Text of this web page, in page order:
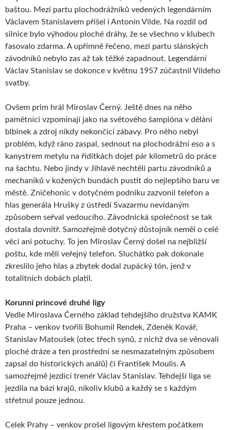
baštou. Mezi partu plochodrážníků vedených legendárním
Václavem Stanislavem přišel i Antonín Vilde. Na rozdíl od
silnice bylo výhodou ploché dráhy, že se všechno v klubech
fasovalo zdarma. A upřímně řečeno, mezi partu slánských
závodníků nebylo zas až tak těžké zapadnout. Legendární
Václav Stanislav se dokonce v květnu 1957 zúčastnil Vildeho
svatby.
Ovšem prim hrál Miroslav Černý. Ještě dnes na něho
pamětníci vzpomínají jako na světového šampióna v dělání
blbinek a zdroj nikdy nekončící zábavy. Pro něho nebyl
problém, když ráno zaspal, sednout na plochodrážní eso a s
kanystrem metylu na řidítkách dojet pár kilometrů do práce
na šachtu. Nebo jindy v Jihlavě nechtěli partu závodníků a
mechaniků v kožených bundách pustit do nejlepšího baru ve
městě. Zničehonic v dotyčném podniku zazvonil telefon a
hlas generála Hrušky z ústředí Svazarmu nevídaným
způsobem seřval vedoucího. Závodnická společnost se tak
dostala dovnitř. Samozřejmě dotyčný důstojník neměl o celé
věci ani potuchy. To jen Miroslav Černý došel na nejbližší
poštu, kde měli veřejný telefon. Sluchátko pak dokonale
zkreslilo jeho hlas a zbytek dodal zupácký tón, jenž v
totalitních dobách platil.
Korunní princové druhé ligy
Vedle Miroslava Černého základ tehdejšího družstva KAMK
Praha – venkov tvořili Bohumil Rendek, Zdeněk Kovář,
Stanislav Matoušek (otec třech synů, z nichž dva se věnovali
ploché dráze a ten prostřední se nesmazatelným způsobem
zapsal do historických análů) či František Moulis. A
samozřejmě jezdící trenér Václav Stanislav. Tehdejší liga se
jezdila na bázi krajů, nikoliv klubů a každý se s každým
střetnul pouze jednou.
Celek Prahy – venkov prošel ligovým křestem počátkem